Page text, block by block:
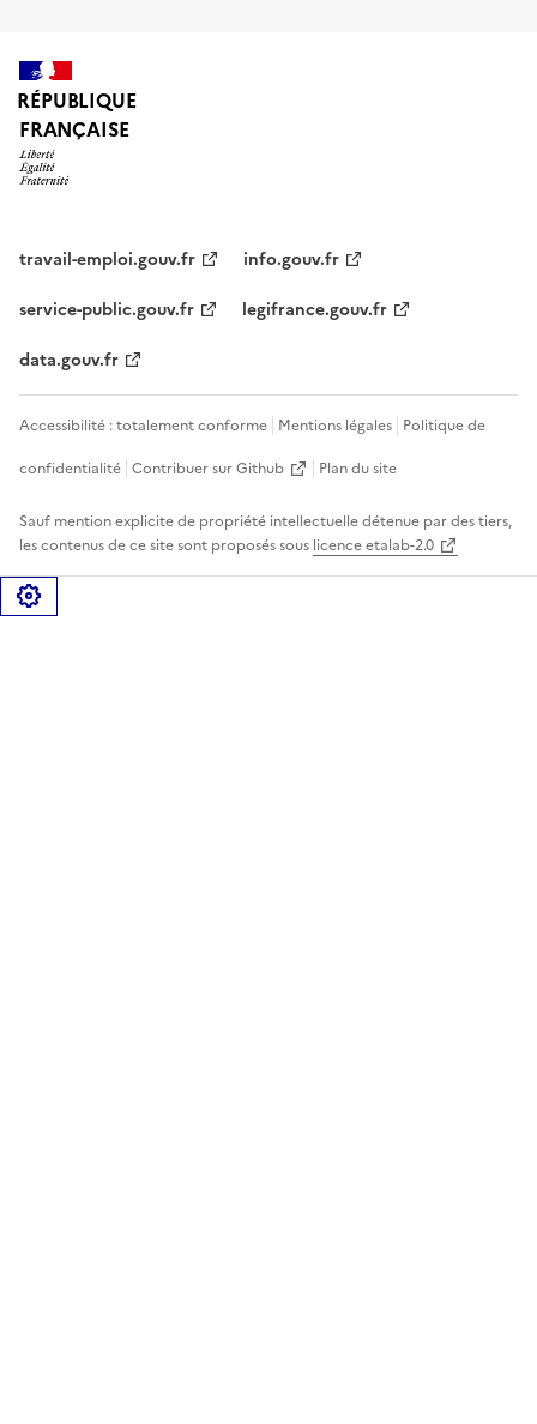
RÉPUBLIQUE
FRANÇAISE
travail-emploi.gouv.fr
info.gouv.fr
service-public.gouv.fr
legifrance.gouv.fr
data.gouv.fr
Accessibilité : totalement conforme Mentions légales Politique de
confidentialité Contribuer sur Github Plan du site
Sauf mention explicite de propriété intellectuelle détenue par des tiers,
les contenus de ce site sont proposés sous licence etalab-2.0
Gérer les cookies